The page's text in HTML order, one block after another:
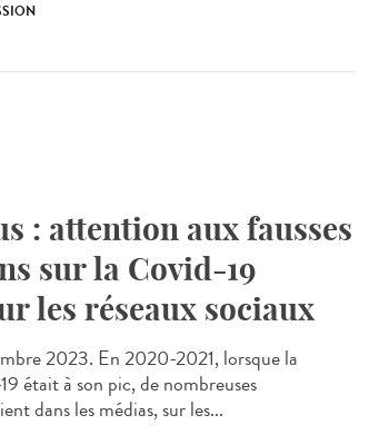
: attention aux fausses
sur la Covid-19
les réseaux sociaux
2023. En 2020-2021, lorsque la
était à son pic, de nombreuses
dans les médias, sur les...